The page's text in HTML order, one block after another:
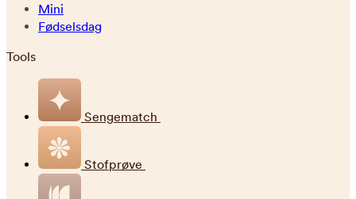
Mini
Fødselsdag
Tools
Sengematch
Stofprøve